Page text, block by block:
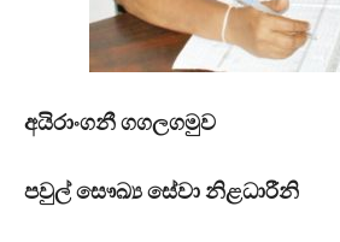
අයිරාංගනී ගගලගමුව
පවුල් සෞඛ්‍ය සේවා නිළධාරීනි